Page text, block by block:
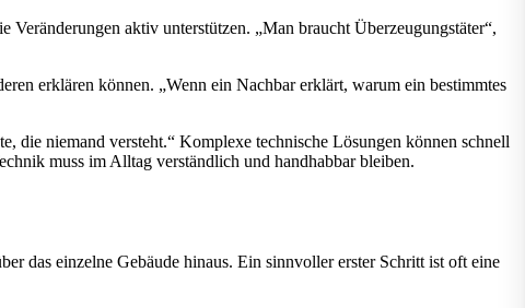
aktiv unterstützen. „Man braucht Überzeugungstäter“,
erklären können. „Wenn ein Nachbar erklärt, warum ein bestimmtes
die niemand versteht.“ Komplexe technische Lösungen können schnell
muss im Alltag verständlich und handhabbar bleiben.
das einzelne Gebäude hinaus. Ein sinnvoller erster Schritt ist oft eine